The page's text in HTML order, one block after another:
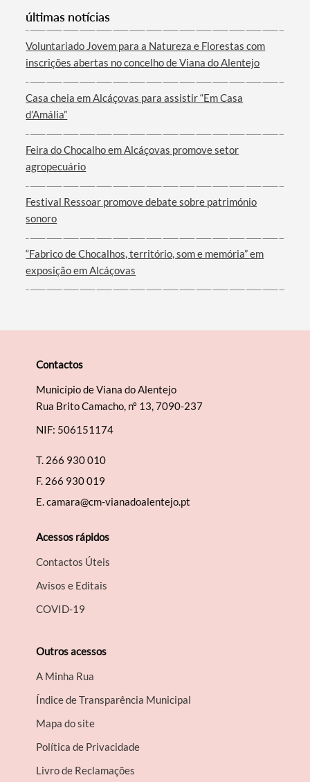
Termo de Pesquisa
Categorias gerais
últimas notícias
Voluntariado Jovem para a Natureza e Florestas com
inscrições abertas no concelho de Viana do Alentejo
Casa cheia em Alcáçovas para assistir “Em Casa
d’Amália”
Feira do Chocalho em Alcáçovas promove setor
agropecuário
Festival Ressoar promove debate sobre património
sonoro
“Fabrico de Chocalhos, território, som e memória” em
exposição em Alcáçovas
Contactos
Município de Viana do Alentejo
Rua Brito Camacho, nº 13, 7090-237
NIF: 506151174
T. 266 930 010
F. 266 930 019
E.camara@cm-vianadoalentejo.pt
Acessos rápidos
Contactos Úteis
Avisos e Editais
COVID-19
Outros acessos
A Minha Rua
Índice de Transparência Municipal
Mapa do site
Política de Privacidade
Livro de Reclamações